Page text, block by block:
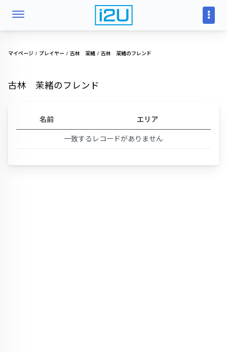
マイページ プレイヤー 古林 茉緒 古林 茉緒のフレンド
古林 茉緒のフレンド
名前 エリア
一致するレコードがありません